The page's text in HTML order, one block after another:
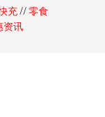
充//零食
资讯